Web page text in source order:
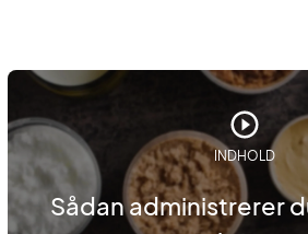
INDHOLD
Sådan administrerer